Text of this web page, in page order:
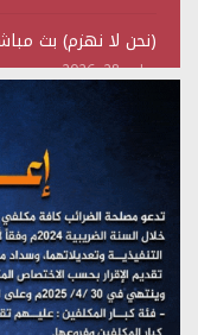
(نحن لا نهزم) بث
يوليو 28, 2026
تستمعون لبرنامج
مؤتمر صحفي لمركز
على اليمن
يوليو 27, 2026
تستمعون لبرنامج